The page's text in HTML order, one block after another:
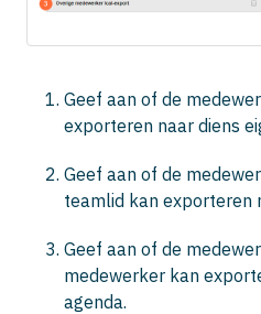
Geef aan of de
exporteren naar diens
Geef aan of de
teamlid kan exporteren
Geef aan of de
medewerker kan
agenda.